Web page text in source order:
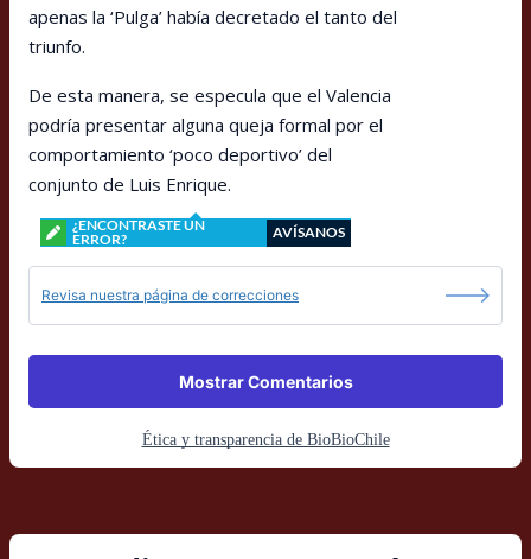
apenas la ‘Pulga’ había decretado el tanto del
triunfo.
De esta manera, se especula que el Valencia
podría presentar alguna queja formal por el
comportamiento ‘poco deportivo’ del
conjunto de Luis Enrique.
¿ENCONTRASTE UN
ERROR?
AVÍSANOS
Revisa nuestra página de correcciones
Mostrar Comentarios
Ética y transparencia de BioBioChile